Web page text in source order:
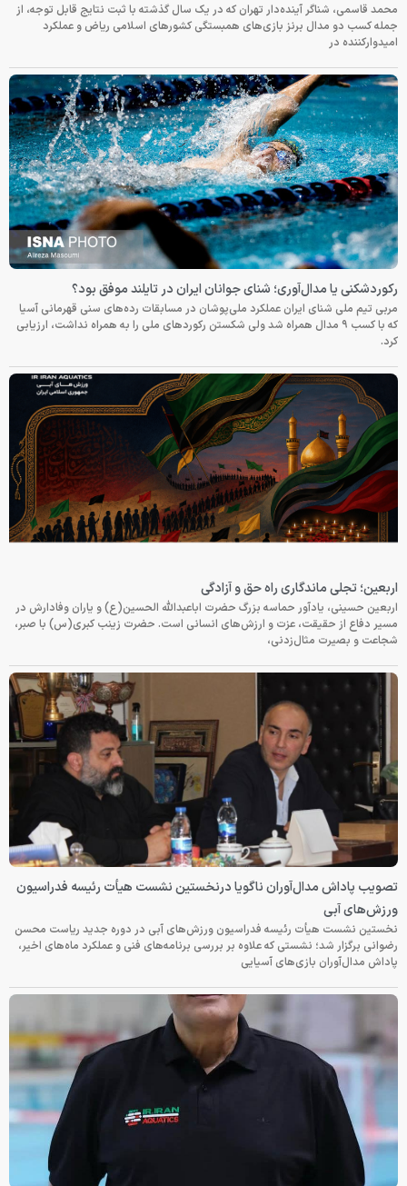
محمد قاسمی، شناگر آینده‌دار تهران که در یک سال گذشته با ثبت نتایج قابل توجه، از
جمله کسب دو مدال برنز بازی‌های همبستگی کشورهای اسلامی ریاض و عملکرد
امیدوارکننده در
رکوردشکنی یا مدال‌آوری؛ شنای جوانان ایران در تایلند موفق بود؟
مربی تیم ملی شنای ایران عملکرد ملی‌پوشان در مسابقات رده‌های سنی قهرمانی آسیا
که با کسب ۹ مدال همراه شد ولی شکستن رکوردهای ملی را به همراه نداشت، ارزیابی
کرد.
اربعین؛ تجلی ماندگاری راه حق و آزادگی
اربعین حسینی، یادآور حماسه بزرگ حضرت اباعبدالله الحسین(ع) و یاران وفادارش در
مسیر دفاع از حقیقت، عزت و ارزش‌های انسانی است. حضرت زینب کبری(س) با صبر،
شجاعت و بصیرت مثال‌زدنی،
تصویب پاداش مدال‌آوران ناگویا درنخستین نشست هیأت رئیسه فدراسیون
ورزش‌های آبی
نخستین نشست هیأت رئیسه فدراسیون ورزش‌های آبی در دوره جدید ریاست محسن
رضوانی برگزار شد؛ نشستی که علاوه بر بررسی برنامه‌های فنی و عملکرد ماه‌های اخیر،
پاداش مدال‌آوران بازی‌های آسیایی